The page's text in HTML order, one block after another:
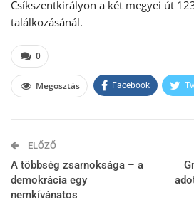
Csíkszentkirályon a két megyei út
találkozásánál.
0
Megosztás Facebook
ELŐZŐ
A többség zsarnoksága – a
demokrácia egy
nemkívánatos